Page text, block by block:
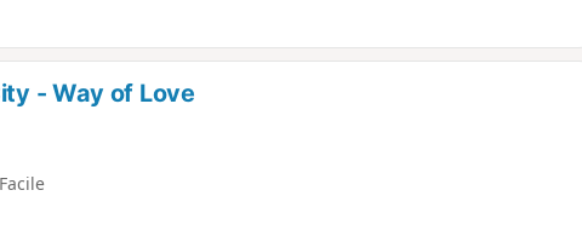
- Way of Love
Facile